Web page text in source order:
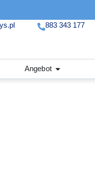
883 343 177
Angebot